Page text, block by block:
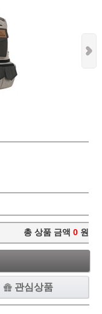
총 상품 금액 0 원
관심상품